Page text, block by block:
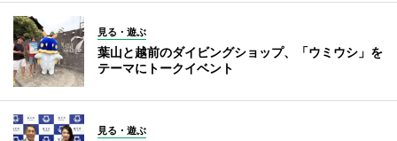
見る・遊ぶ
葉山と越前のダイビングショップ、「ウミウシ」を
テーマにトークイベント
見る・遊ぶ